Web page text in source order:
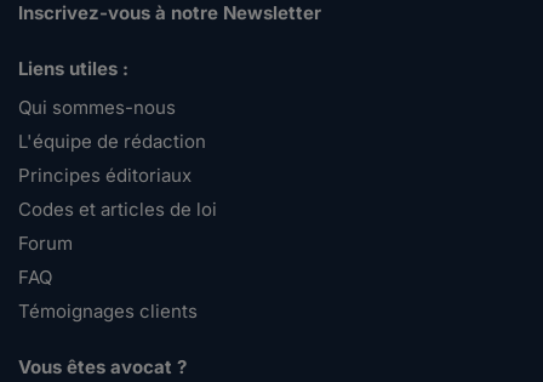
Inscrivez-vous à notre Newsletter
Liens utiles :
Qui sommes-nous
L'équipe de rédaction
Principes éditoriaux
Codes et articles de loi
Forum
FAQ
Témoignages clients
Vous êtes avocat ?